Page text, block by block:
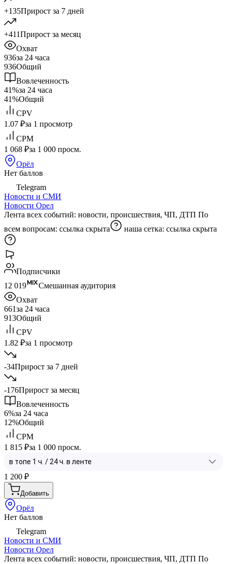
+135Прирост за 7 дней
+411Прирост за месяц
Охват
936за 24 часа
936Общий
Вовлеченность
41%за 24 часа
41%Общий
CPV
1.07 ₽за 1 просмотр
CPM
1 068 ₽за 1 000 просм.
Орёл
Нет баллов
Telegram
Новости и СМИ
Новости Орел
Лента всех событий: новости, происшествия, ЧП, ДТП По
всем вопросам: ссылка скрыта наша сетка: ссылка скрыта
Подписчики
12 019
Смешанная аудитория
Охват
661за 24 часа
913Общий
CPV
1.82 ₽за 1 просмотр
-34Прирост за 7 дней
-176Прирост за месяц
Вовлеченность
6%за 24 часа
12%Общий
CPM
1 815 ₽за 1 000 просм.
1 200 ₽
Добавить
Орёл
Нет баллов
Telegram
Новости и СМИ
Новости Орел
Лента всех событий: новости, происшествия, ЧП, ДТП По